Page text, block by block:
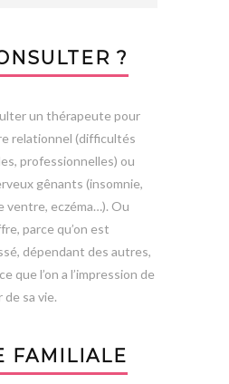
?
un thérapeute pour
relationnel (difficultés
professionnelles) ou
gênants (insomnie,
ventre, eczéma…). Ou
parce qu’on est
dépendant des autres,
que l’on a l’impression de
sa vie.
FAMILIALE